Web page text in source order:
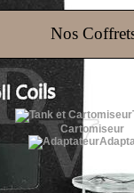
Nos
Cartomiseur